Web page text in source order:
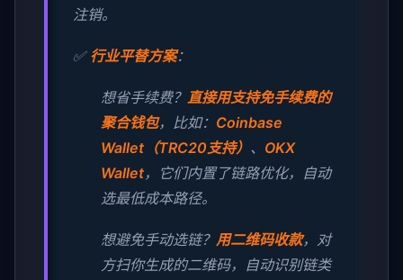
注销。
✅ 行业平替方案：
想省手续费？ 直接用支持免手续费的
聚合钱包，比如： Coinbase
Wallet（TRC20支持） 、 OKX
Wallet，它们内置了链路优化，自动
选最低成本路径。
想避免手动选链？ 用二维码收款，对
方扫你生成的二维码，自动识别链类